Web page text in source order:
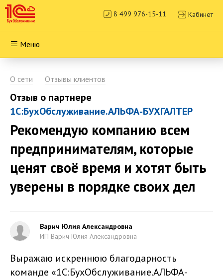
8 499 976-15-11 Кабинет
Меню
О сети Отзывы клиентов
Отзыв о партнере
1С:БухОбслуживание.АЛЬФА-БУХГАЛТЕР
Рекомендую компанию всем
предпринимателям, которые
ценят своё время и хотят быть
уверены в порядке своих дел
Варич Юлия Александровна
ИП Варич Юлия Александровна
Выражаю искреннюю благодарность
команде «1С:БухОбслуживание.АЛЬФА-